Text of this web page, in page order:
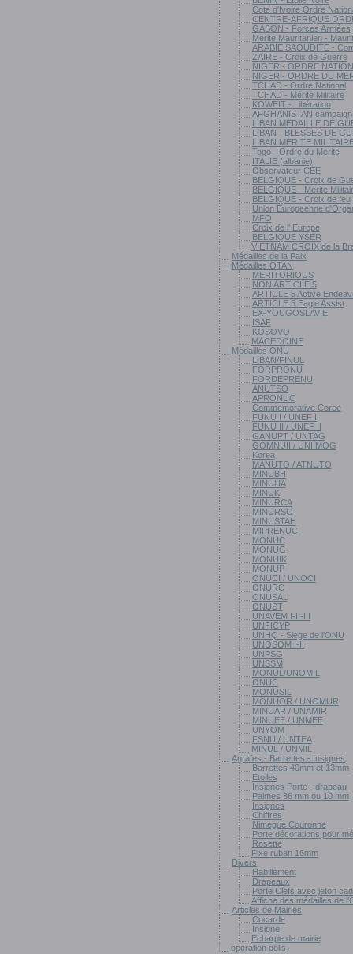
Cote d'Ivoire Ordre
CENTRE-AFRIQUE
GABON - Forces Armées
Merite Mauritanien -
ARABIE SAOUDITE -
ZAIRE - Croix de Guerre
NIGER - ORDRE
NIGER - ORDRE DU
TCHAD - Ordre National
TCHAD - Mérite Militaire
KOWEIT - Libération
AFGHANISTAN
LIBAN MEDAILLE DE
LIBAN - BLESSES DE
LIBAN MERITE
Togo - Ordre du Merite
ITALIE (albanie)
Observateur CEE
BELGIQUE - Croix de
BELGIQUE - Mérite
BELGIQUE - Croix de feu
Union Europeenne
MFO
Croix de l' Europe
BELGIQUE YSER
VIETNAM CROIX de la
Médailles de la Paix
Médailles OTAN
MERITORIOUS
NON ARTICLE 5
ARTICLE 5 Active
ARTICLE 5 Eagle Assist
EX-YOUGOSLAVIE
ISAF
KOSOVO
MACEDOINE
Médailles ONU
LIBAN/FINUL
FORPRONU
FORDEPRENU
ANUTSO
APRONUC
Commemorative Coree
FUNU I / UNEF I
FUNU II / UNEF II
GANUPT / UNTAG
GOMNUII / UNIIMOG
Korea
MANUTO / ATNUTO
MINUBH
MINUHA
MINUK
MINURCA
MINURSO
MINUSTAH
MIPRENUC
MONUC
MONUG
MONUIK
MONUP
ONUCI / UNOCI
ONURC
ONUSAL
ONUST
UNAVEM I-II-III
UNFICYP
UNHQ - Siege de l'ONU
UNOSOM I-II
UNPSG
UNSSM
MONUL/UNOMIL
ONUC
MONUSIL
MONUOR / UNOMUR
MINUAR / UNAMIR
MINUEE / UNMEE
UNYOM
FSNU / UNTEA
MINUL / UNMIL
Agrafes - Barrettes - Insignes
Barrettes 40mm et 13mm
Etoiles
Insignes Porte - drapeau
Palmes 36 mm ou 10 mm
Insignes
Chiffres
Nimegue Couronne
Porte décorations pour
Rosette
Fixe ruban 16mm
Divers
Habillement
Drapeaux
Porte Clefs avec jeton
Affiche des médailles de
Articles de Mairies
Cocarde
Insigne
Echarpe de mairie
operation colis